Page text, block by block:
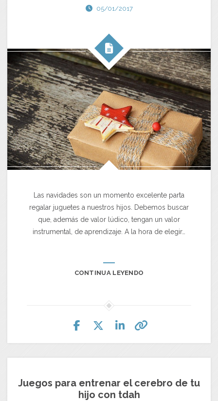
05/01/2017
Las navidades son un momento excelente parta
regalar juguetes a nuestros hijos. Debemos buscar
que, además de valor lúdico, tengan un valor
instrumental, de aprendizaje. A la hora de elegir…
CONTINUA LEYENDO
Juegos para entrenar el cerebro de tu
hijo con tdah